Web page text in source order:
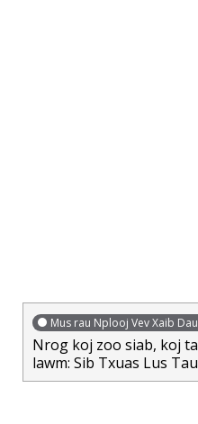
Mus rau Nplooj Vev Xaib
Nrog koj zoo siab, koj
lawm: Sib Txuas Lus